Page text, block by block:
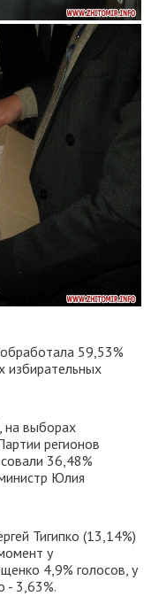
59,53%
избирательных
на выборах
регионов
36,48%
Юлия
Тигипко (13,14%)
у
4,9% голосов, у
- 3,63%.